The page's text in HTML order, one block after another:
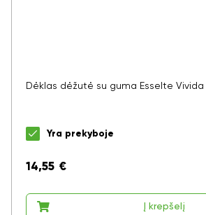
Dėklas dėžutė su guma Esselte
Yra prekyboje
14,55 €
Į krepšelį